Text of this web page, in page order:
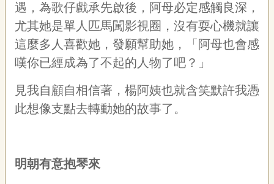
遇，為歌仔戲承先啟後，阿母必定感觸良深，
尤其她是單人匹馬闖影視圈，沒有耍心機就讓
這麼多人喜歡她，發願幫助她，「阿母也會感
嘆你已經成為了不起的人物了吧？」
見我自顧自相信著，楊阿姨也就含笑默許我憑
此想像支點去轉動她的故事了。
明朝有意抱琴來